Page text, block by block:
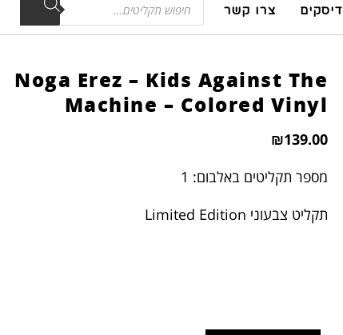
דיסקים צרו קשר
Noga Erez – Kids Against The
Machine – Colored Vinyl
₪139.00
מספר תקליטים באלבום: 1
תקליט צבעוני Limited Edition